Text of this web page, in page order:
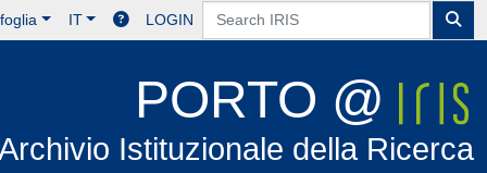
IT LOGIN
PORTO @
Istituzionale della Ricerca